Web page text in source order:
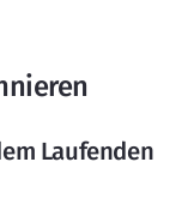
Laufenden